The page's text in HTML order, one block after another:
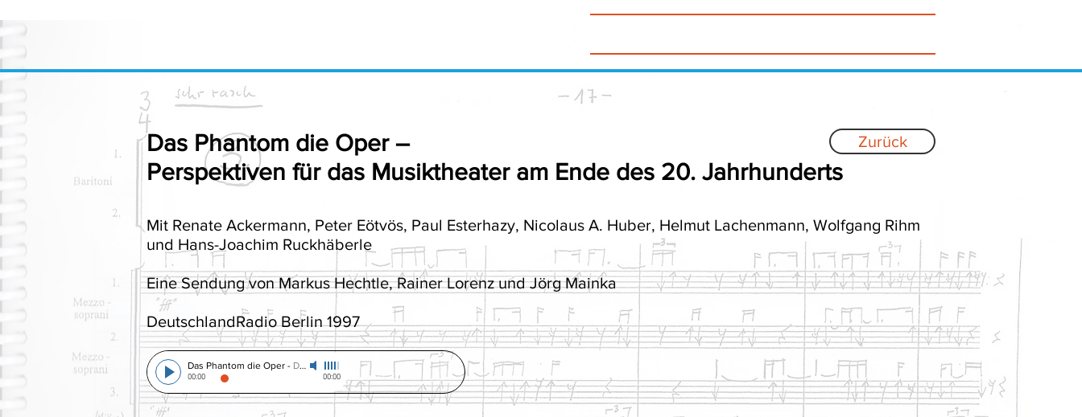
Das Phantom die Oper –
Perspektiven für das Musiktheater am Ende des 20. Jahrhunderts
Mit Renate Ackermann, Peter Eötvös, Paul Esterhazy, Nicolaus A. Huber, Helmut Lachenmann, Wolfgang Rihm
und Hans-Joachim Ruckhäberle
Eine Sendung von Markus Hechtle,Rainer Lorenz und Jörg Mainka
DeutschlandRadio Berlin 1997
Zurück
Das Phantom die Oper - DeutschlandRadio Berlin 1997
00:00 00:00